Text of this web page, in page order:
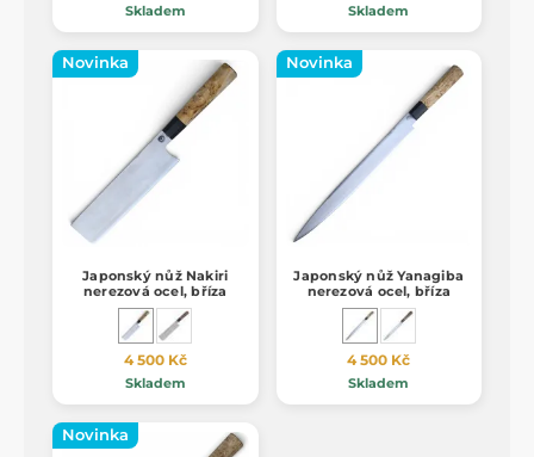
Skladem Skladem
Novinka
Japonský nůž Nakiri
nerezová ocel, bříza
4 500 Kč
Skladem
Novinka
Japonský nůž Yanagiba
nerezová ocel, bříza
4 500 Kč
Skladem
Novinka